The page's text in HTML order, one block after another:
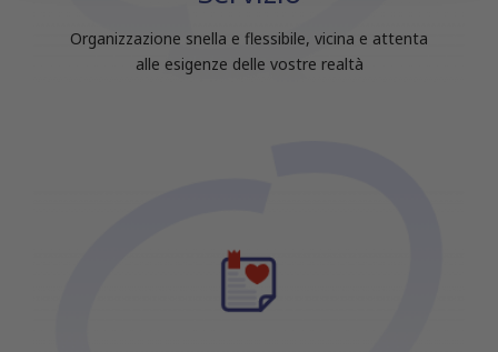
raccolto dal tuo utilizzo dei loro servizi.
Organizzazione snella e flessibile, vicina e attenta
alle esigenze delle vostre realtà